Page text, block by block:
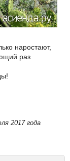
наростают,
раз
2017 года